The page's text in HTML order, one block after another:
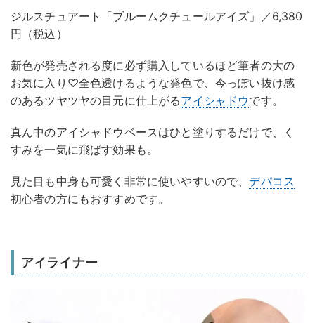
ジルスチュアート「ブルームクチュールアイズ」／6,380
円（税込）
新色が発売される度に必ず購入しているほど筆者の大の
お気に入り♡全色透けるような発色で、今っぽい抜け感
のあるツヤツヤの目元に仕上がるアイシャドウです。
真ん中のアイシャドウベースはひと塗りするだけで、く
すみを一気に飛ばす効果も。
見た目も中身も可愛く非常に使いやすいので、 デパコス
初心者の方にもおすすめです。
アイライナー